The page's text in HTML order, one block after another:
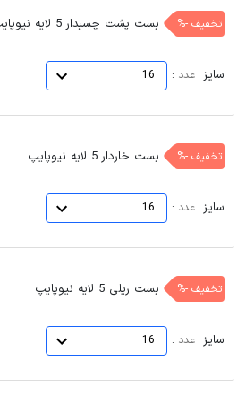
تخفیف -% بست پشت چسبدار 5 لایه نیوپایپ
سایز عدد :
16
تخفیف -% بست خاردار 5 لایه نیوپایپ
سایز عدد :
16
تخفیف -% بست ریلی 5 لایه نیوپایپ
سایز عدد :
16